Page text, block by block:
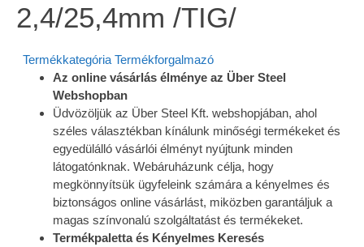
2,4/25,4mm /TIG/
Termékkategória Termékforgalmazó
Az online vásárlás élménye az Über Steel
Webshopban
Üdvözöljük az Über Steel Kft. webshopjában, ahol
széles választékban kínálunk minőségi termékeket és
egyedülálló vásárlói élményt nyújtunk minden
látogatónknak. Webáruházunk célja, hogy
megkönnyítsük ügyfeleink számára a kényelmes és
biztonságos online vásárlást, miközben garantáljuk a
magas színvonalú szolgáltatást és termékeket.
Termékpaletta és Kényelmes Keresés